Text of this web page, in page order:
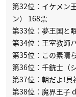
第32位：イケメン
ン） 168票
第33位：夢王国と
第34位：王室教師
第35位：この素晴
第36位：千銃士（
第37位：朝だよ!貝
第38位：魔界王子